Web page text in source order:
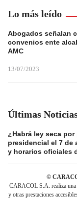
Lo más leído
Abogados señalan
convenios ente
AMC
13/07/2023
Últimas
¿Habrá ley seca
presidencial el 7 de
y horarios oficiales
©
CARACOL S.A. realiza una
y otras prestaciones